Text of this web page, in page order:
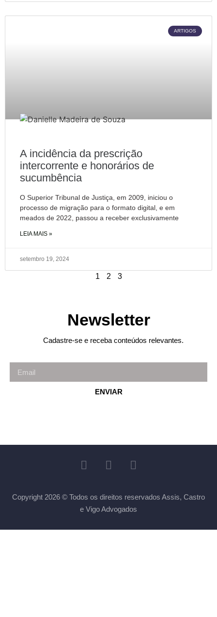
ARTIGOS
A incidência da prescrição
intercorrente e honorários de
sucumbência
O Superior Tribunal de Justiça, em 2009, iniciou o
processo de migração para o formato digital, e em
meados de 2022, passou a receber exclusivamente
LEIA MAIS »
setembro 19, 2024
1 2 3
Newsletter
Cadastre-se e receba conteúdos relevantes.
ENVIAR
Copyright 2026 © Todos os direitos reservados Assis, Castro
e Vigo Advogados